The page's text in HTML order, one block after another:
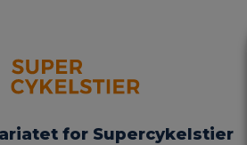
for Supercykelstier